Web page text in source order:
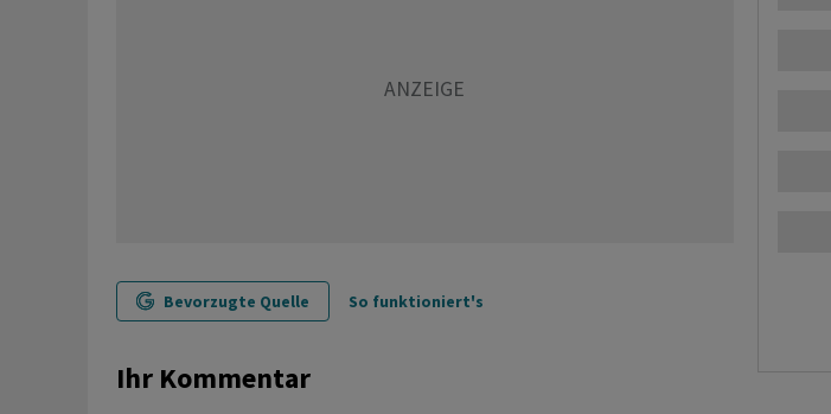
Bevorzugte Quelle So funktioniert's
Ihr Kommentar